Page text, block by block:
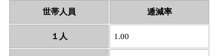
世帯人員 逓減率
１人 1.00